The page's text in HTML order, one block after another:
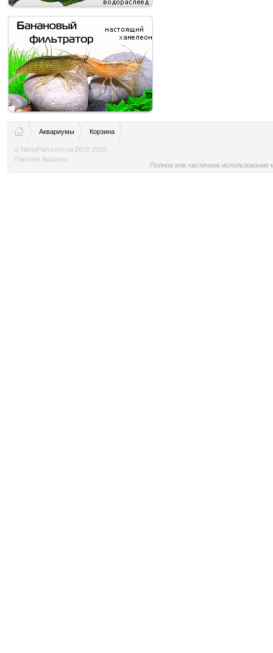
Аквариумы
Корзина
© NanoFish.com.ua 2012-2020
Партнер Aquasys
Полное или частичное